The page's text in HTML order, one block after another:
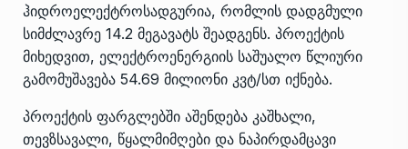
ჰიდროელექტროსადგურია, რომლის დადგმული
სიმძლავრე 14.2 მეგავატს შეადგენს. პროექტის
მიხედვით, ელექტროენერგიის საშუალო წლიური
გამომუშავება 54.69 მილიონი კვტ/სთ იქნება.
პროექტის ფარგლებში აშენდება კაშხალი,
თევზსავალი, წყალმიმღები და ნაპირდამცავი